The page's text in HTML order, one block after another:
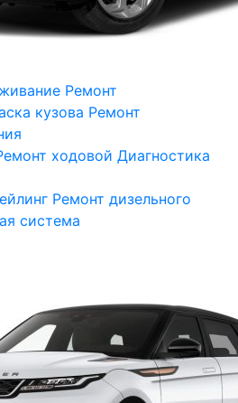
Ремонт
кузова Ремонт
ходовой Диагностика
Ремонт дизельного
система